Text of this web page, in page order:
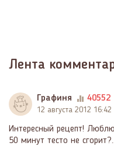
Лента
Графиня
40552
12 августа 2012 16:42
Интересный рецепт!
50 минут тесто не